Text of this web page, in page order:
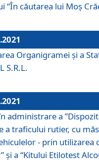
“În căutarea lui Moș
Organigramei şi a
S.R.L.
administrare a
a traficului rutier, cu
- prin utilizarea
și a “Kitului Etilotest